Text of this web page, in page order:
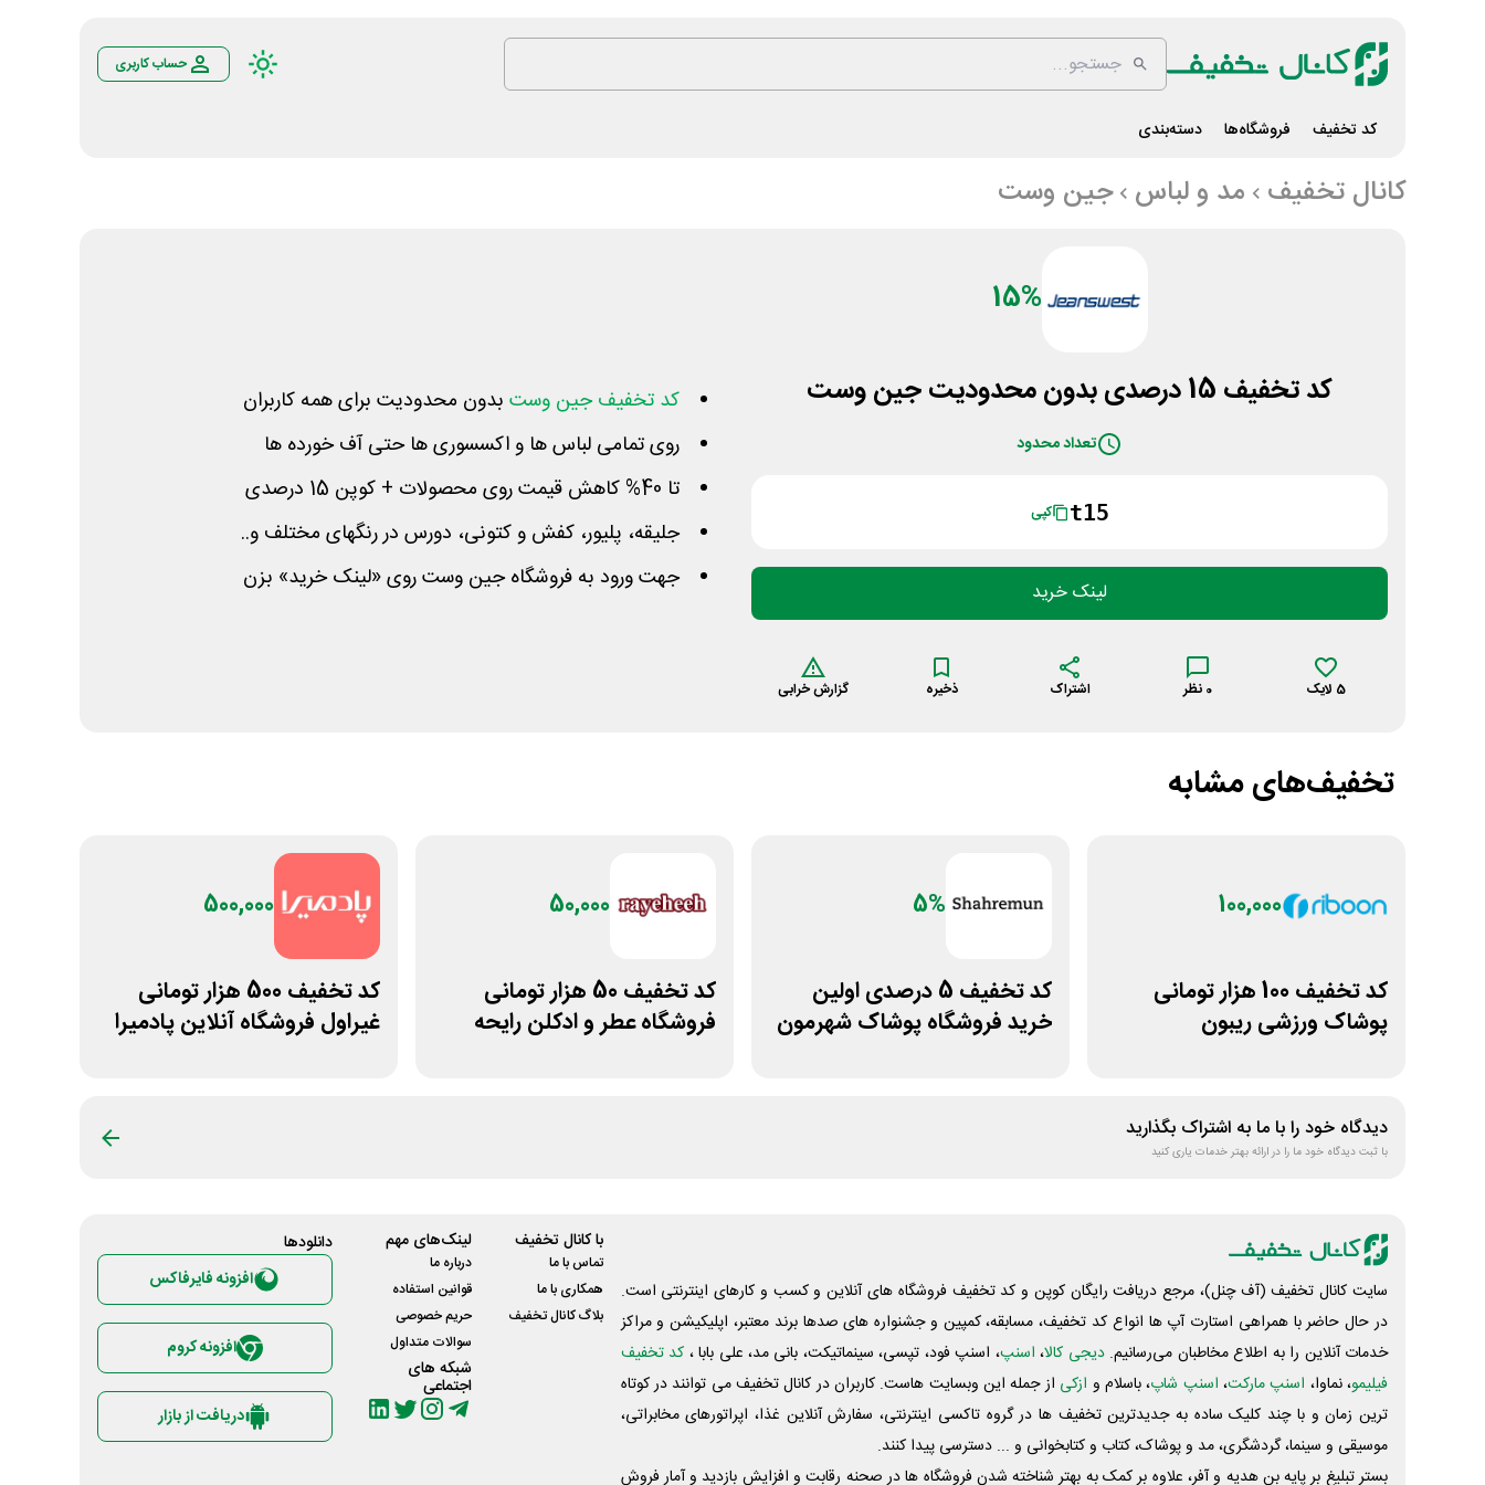
حساب کاربری
کد تخفیف فروشگاه‌ها دسته‌بندی
کانال تخفیف مد و لباس جین وست
15%
کد تخفیف 15 درصدی بدون محدودیت جین وست
تعداد محدود
t15 کپی
لینک خرید
5 لایک 0 نظر اشتراک ذخیره گزارش خرابی
کد تخفیف جین وست بدون محدودیت برای همه کاربران
روی تمامی لباس ها و اکسسوری ها حتی آف خورده ها
تا 40% کاهش قیمت روی محصولات + کوپن 15 درصدی
جلیقه، پلیور، کفش و کتونی، دورس در رنگهای مختلف و..
جهت ورود به فروشگاه جین وست روی «لینک خرید» بزن
تخفیف‌های مشابه
100,000
کد تخفیف 100 هزار تومانی
پوشاک ورزشی ریبون
5%
کد تخفیف 5 درصدی اولین
خرید فروشگاه پوشاک شهرمون
50,000
کد تخفیف 50 هزار تومانی
فروشگاه عطر و ادکلن رایحه
500,000
کد تخفیف 500 هزار تومانی
غیراول فروشگاه آنلاین پادمیرا
دیدگاه خود را با ما به اشتراک بگذارید
با ثبت دیدگاه خود ما را در ارائه بهتر خدمات یاری کنید
سایت کانال تخفیف (آف چنل)، مرجع دریافت رایگان کوپن و کد تخفیف فروشگاه های آنلاین و کسب و‌ کارهای اینترنتی است.
در حال حاضر با همراهی استارت آپ ها انواع کد تخفیف، مسابقه، کمپین و جشنواره های صدها برند معتبر، اپلیکیشن و مراکز
خدمات آنلاین را به اطلاع مخاطبان می‌رسانیم. دیجی کالا، اسنپ، اسنپ فود، تپسی، سینماتیکت، بانی مد، علی‌ بابا ، کد تخفیف
فیلیمو، نماوا، اسنپ مارکت، اسنپ شاپ، باسلام و ازکی از جمله این وبسایت ‌هاست. کاربران در کانال تخفیف می توانند در کوتاه
ترین زمان و با چند کلیک ساده به جدیدترین تخفیف ها در گروه تاکسی اینترنتی، سفارش آنلاین غذا، اپراتورهای مخابراتی،
موسیقی و سینما، گردشگری، مد و پوشاک، کتاب و کتابخوانی و ... دسترسی پیدا کنند.
بستر تبلیغ بر پایه بن هدیه و آفر، علاوه بر کمک به بهتر شناخته شدن فروشگاه ها در صحنه رقابت و افزایش بازدید و آمار فروش
با کانال تخفیف
تماس با ما
همکاری با ما
بلاگ کانال تخفیف
لینک‌های مهم
درباره ما
قوانین استفاده
حریم خصوصی
سوالات متداول
شبکه های
اجتماعی
دانلود‌ها
افزونه فایرفاکس
افزونه کروم
دریافت از بازار